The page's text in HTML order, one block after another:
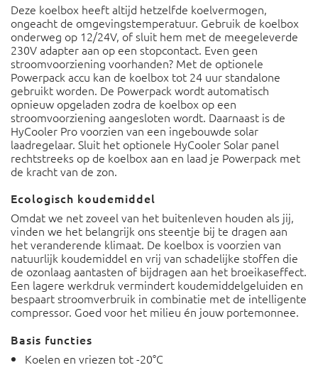
Deze koelbox heeft altijd hetzelfde koelvermogen,
ongeacht de omgevingstemperatuur. Gebruik de koelbox
onderweg op 12/24V, of sluit hem met de meegeleverde
230V adapter aan op een stopcontact. Even geen
stroomvoorziening voorhanden? Met de optionele
Powerpack accu kan de koelbox tot 24 uur standalone
gebruikt worden. De Powerpack wordt automatisch
opnieuw opgeladen zodra de koelbox op een
stroomvoorziening aangesloten wordt. Daarnaast is de
HyCooler Pro voorzien van een ingebouwde solar
laadregelaar. Sluit het optionele HyCooler Solar panel
rechtstreeks op de koelbox aan en laad je Powerpack met
de kracht van de zon.
Ecologisch koudemiddel
Omdat we net zoveel van het buitenleven houden als jij,
vinden we het belangrijk ons steentje bij te dragen aan
het veranderende klimaat. De koelbox is voorzien van
natuurlijk koudemiddel en vrij van schadelijke stoffen die
de ozonlaag aantasten of bijdragen aan het broeikaseffect.
Een lagere werkdruk vermindert koudemiddelgeluiden en
bespaart stroomverbruik in combinatie met de intelligente
compressor. Goed voor het milieu én jouw portemonnee.
Basis functies
Koelen en vriezen tot -20°C